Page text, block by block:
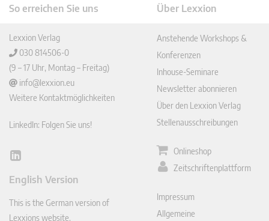
So erreichen Sie uns
Lexxion Verlag
030 814506-0
(9 – 17 Uhr, Montag – Freitag)
info@lexxion.eu
Weitere Kontaktmöglichkeiten
LinkedIn: Folgen Sie uns!
Lin
English Version
This is the German version of
Lexxions website.
Über Lexxion
Anstehende Workshops &
Konferenzen
Inhouse-Seminare
Newsletter abonnieren
Über den Lexxion Verlag
Stellenausschreibungen
Onlineshop
Zeitschriftenplattform
Impressum
Allgemeine